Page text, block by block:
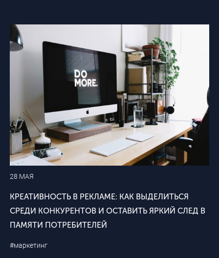
28 МАЯ
КРЕАТИВНОСТЬ В РЕКЛАМЕ: КАК ВЫДЕЛИТЬСЯ
СРЕДИ КОНКУРЕНТОВ И ОСТАВИТЬ ЯРКИЙ СЛЕД В
ПАМЯТИ ПОТРЕБИТЕЛЕЙ
#маркетинг